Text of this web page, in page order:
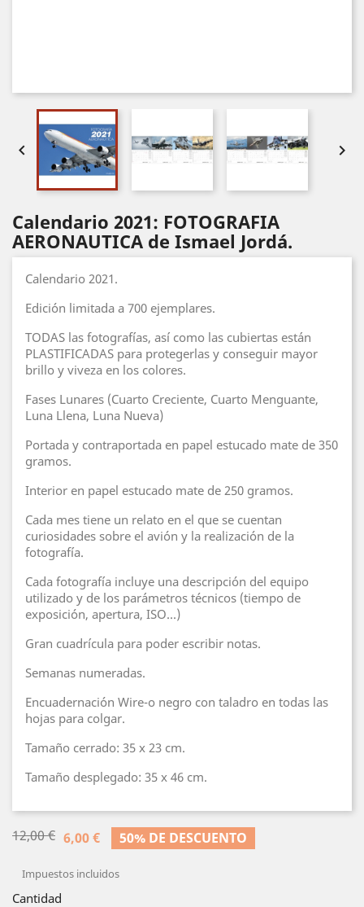
 
Calendario 2021: FOTOGRAFIA
AERONAUTICA de Ismael Jordá.
Calendario 2021.
Edición limitada a 700 ejemplares.
TODAS las fotografías, así como las cubiertas están
PLASTIFICADAS para protegerlas y conseguir mayor
brillo y viveza en los colores.
Fases Lunares (Cuarto Creciente, Cuarto Menguante,
Luna Llena, Luna Nueva)
Portada y contraportada en papel estucado mate de 350
gramos.
Interior en papel estucado mate de 250 gramos.
Cada mes tiene un relato en el que se cuentan
curiosidades sobre el avión y la realización de la
fotografía.
Cada fotografía incluye una descripción del equipo
utilizado y de los parámetros técnicos (tiempo de
exposición, apertura, ISO...)
Gran cuadrícula para poder escribir notas.
Semanas numeradas.
Encuadernación Wire-o negro con taladro en todas las
hojas para colgar.
Tamaño cerrado: 35 x 23 cm.
Tamaño desplegado: 35 x 46 cm.
12,00 € 6,00 € 50% DE DESCUENTO
Impuestos incluidos
Cantidad